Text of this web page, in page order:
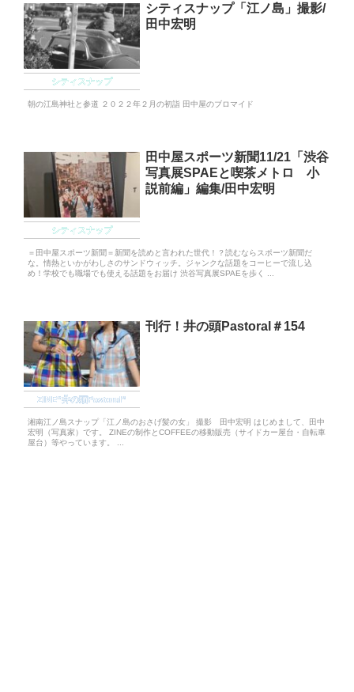
シティスナップ
シティスナップ「江ノ島」撮影/
田中宏明
朝の江島神社と参道 ２０２２年２月の初詣 田中屋のブロマイド
シティスナップ
田中屋スポーツ新聞11/21「渋谷
写真展SPAEと喫茶メトロ 小
説前編」編集/田中宏明
＝田中屋スポーツ新聞＝新聞を読めと言われた世代！？読むならスポーツ新聞だ
な。情熱といかがわしさのサンドウィッチ。ジャンクな話題をコーヒーで流し込
め！学校でも職場でも使える話題をお届け 渋谷写真展SPAEを歩く ...
ZINE“井の頭Pastoral”
刊行！井の頭Pastoral＃154
湘南江ノ島スナップ「江ノ島のおさげ髪の女」 撮影 田中宏明 はじめまして、田中
宏明（写真家）です。 ZINEの制作とCOFFEEの移動販売（サイドカー屋台・自転車
屋台）等やっています。 ...